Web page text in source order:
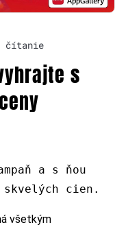
čítanie
s
a s ňou
skvelých cien.
všetkým